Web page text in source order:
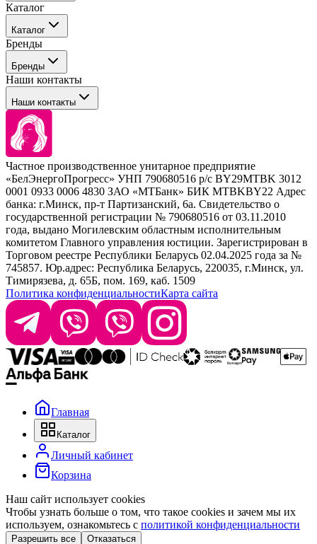
События
Покупателю
Каталог
Каталог
Профессиональные средства для окрашивания волос
Сервисные средства
Уход
Стайлинг
Брови и ресницы
Барберинг
Наборы
Расходные материалы
Бренды
Бренды
Tefia
Concept
Kezy
Barex
Sim Sensitive
Kebren
Selective Professional
White Line
Наши контакты
Наши контакты
+ 375 44 7233514
+ 375 29 1649505
info@krasabel.by
Офис: г. Минск, ул. Тимирязева 65Б, офис 1509
Склад: г. Минск, ул. Домбровская, 15
Время работы: пн–чт 9:00–17:30, пт 9:00–17:00
Частное производственное унитарное предприятие
«БелЭнергоПрогресс» УНП 790680516 р/с BY29MTBK 3012
0001 0933 0006 4830 ЗАО «МТБанк» БИК MTBKBY22 Адрес
банка: г.Минск, пр-т Партизанский, 6а. Свидетельство о
государственной регистрации № 790680516 от 03.11.2010
года, выдано Могилевским областным исполнительным
комитетом Главного управления юстиции. Зарегистрирован в
Торговом реестре Республики Беларусь 02.04.2025 года за №
745857. Юр.адрес: Республика Беларусь, 220035, г.Минск, ул.
Тимирязева, д. 65Б, пом. 169, каб. 1509
Политика конфиденциальностиКарта сайта
Главная
Каталог
Личный кабинет
Корзина
Наш сайт использует cookies
Чтобы узнать больше о том, что такое cookies и зачем мы их
используем, ознакомьтесь с политикой конфиденциальности
Разрешить все Отказаться